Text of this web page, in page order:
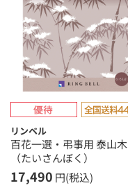
リンベル
百花一選・弔事用 泰山木
（たいさんぼく）
17,490 円(税込)